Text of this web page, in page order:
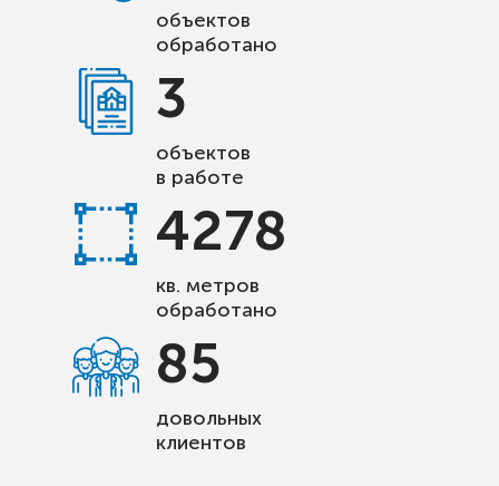
объектов
обработано
3
объектов
в работе
4278
кв. метров
обработано
85
довольных
клиентов